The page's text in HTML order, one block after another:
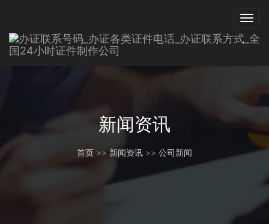
新闻资讯
首页 >> 新闻资讯 >> 公司新闻